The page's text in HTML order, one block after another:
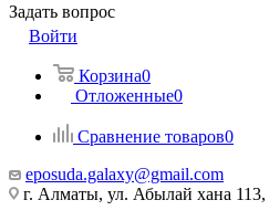
Задать вопрос
Войти
Корзина0
Отложенные0
Сравнение товаров0
eposuda.galaxy@gmail.com
г. Алматы, ул. Абылай хана 113,